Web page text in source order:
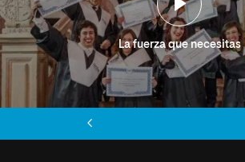
La fuerza que necesitas